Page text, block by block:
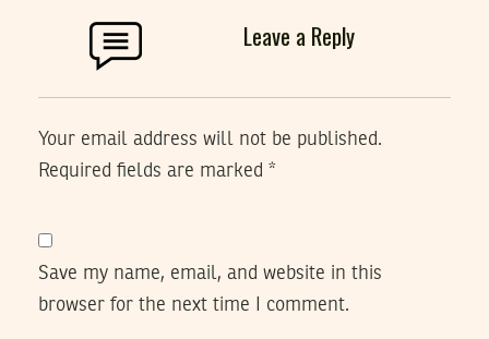
Leave a Reply
Your email address will not be published.
Required fields are marked *
Save my name, email, and website in this
browser for the next time I comment.